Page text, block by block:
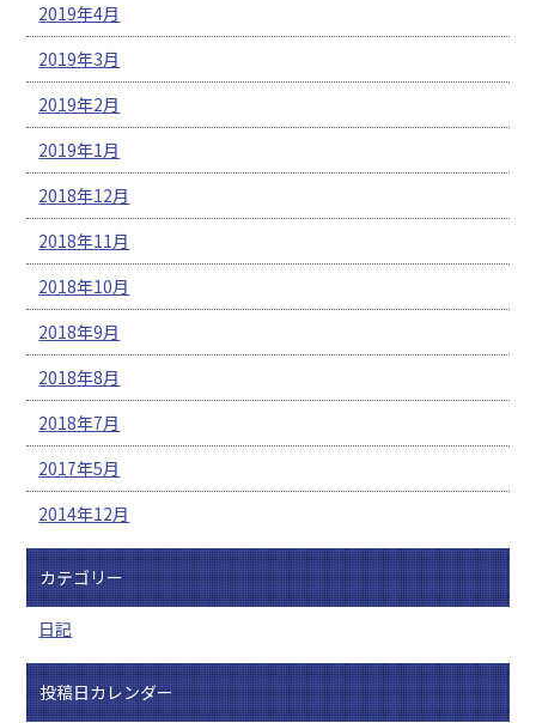
2019年4月
2019年3月
2019年2月
2019年1月
2018年12月
2018年11月
2018年10月
2018年9月
2018年8月
2018年7月
2017年5月
2014年12月
カテゴリー
日記
投稿日カレンダー